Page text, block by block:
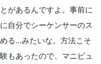
があるんですよ。事前に
自分でシーケンサーのス
る…みたいな。方法こそ
もあったので、マニピュ